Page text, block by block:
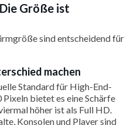
Größe ist
sind entscheidend für
machen
Standard für High-End-
bietet es eine Schärfe
höher ist als Full HD.
Konsolen und Player sind